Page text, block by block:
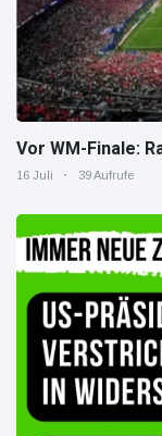
Vor WM-Finale:
16 Juli 39 Aufrufe